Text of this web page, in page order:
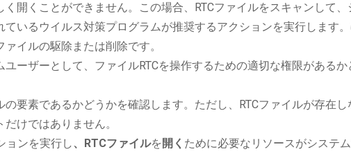
開くことができません。この場合、RTCファイルをスキャンして、
ているウイルス対策プログラムが推奨するアクションを実行します
イルの駆除または削除です。
ーザーとして、ファイルRTCを操作するための適切な権限があるか
要素であるかどうかを確認します。ただし、RTCファイルが存在し
けではありません。
ョンを実行し、RTCファイルを 開く ために必要なリソースがシステ